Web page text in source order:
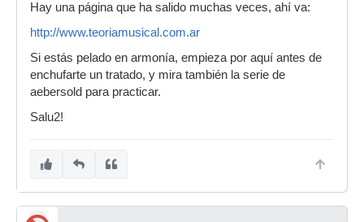
Hay una página que ha salido muchas veces, ahí va:
http://www.teoriamusical.com.ar
Si estás pelado en armonía, empieza por aquí antes de
enchufarte un tratado, y mira también la serie de
aebersold para practicar.
Salu2!